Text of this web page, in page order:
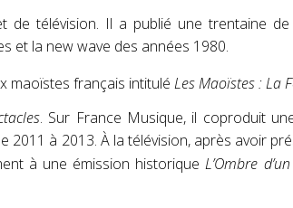
de télévision. Il a publié une trentaine
et la new wave des années 1980.
maoïstes français intitulé Les Maoïstes : La
. Sur France Musique, il coproduit
2011 à 2013. À la télévision, après avoir
à une émission historiqueL’Ombre